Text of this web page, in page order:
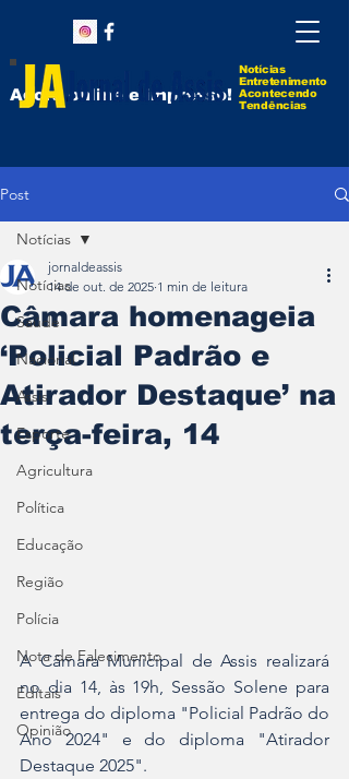
Notícias
Entretenimento
Acontecendo
Tendências
Agora online e impresso!
Post
Notícias
Saúde
Nacional
Assis
Esporte
Agricultura
Política
Educação
Região
Polícia
Nota de Falecimento
Editais
Opinião
Notícias
Câmara homenageia
‘Policial Padrão e
Atirador Destaque’ na
terça-feira, 14
jornaldeassis
14 de out. de 2025 1 min de leitura
A Câmara Municipal de Assis realizará
no dia 14, às 19h, Sessão Solene para
entrega do diploma "Policial Padrão do
Ano 2024" e do diploma "Atirador
Destaque 2025".